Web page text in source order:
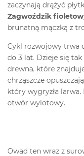
zaczynają drążyć
Zagwoździk
brunatną mączką z
Cykl rozwojowy trwa
do 3 lat. Dzieje się
drewna, które
chrząszcze
który wygryzła
otwór wylotowy.
Owad ten wraz z